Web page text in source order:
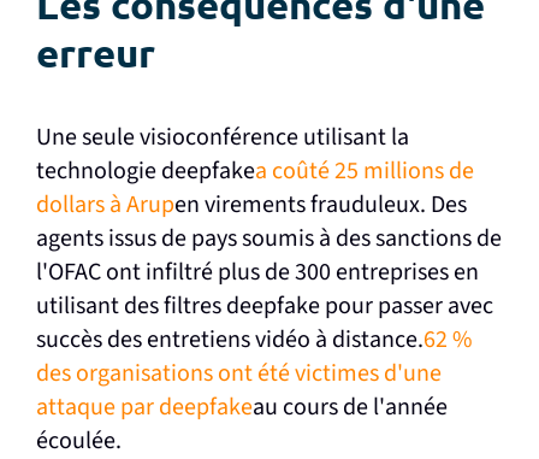
erreur
Une seule visioconférence utilisant la
technologie deepfakea coûté 25 millions de
dollars à Arupen virements frauduleux. Des
agents issus de pays soumis à des sanctions de
l'OFAC ont infiltré plus de 300 entreprises en
utilisant des filtres deepfake pour passer avec
succès des entretiens vidéo à distance.62 %
des organisations ont été victimes d'une
attaque par deepfakeau cours de l'année
écoulée.